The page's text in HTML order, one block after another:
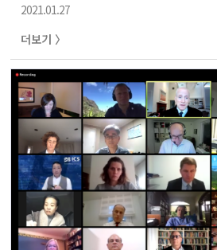
터 하루를 꽉 채운 일정이 알차게 진
신입생들의 학교생활 길잡이가 되는
다. 오후에는 EMBA 총학생회와 총
생과 졸업생 20여 명이 주도하여 멘
EMBA 고유의 학생문화와 동문 파워
들로 꾸며져 입학을 축하하는 선배
회의실을 가득 채웠다. 이유재 경영
에서 “EMBA의 학생문화는..
2021.01.27
더보기 〉